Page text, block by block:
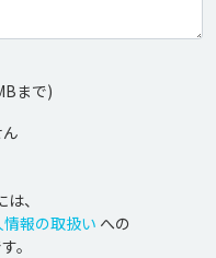
まで)
、
情報の取扱い への
。